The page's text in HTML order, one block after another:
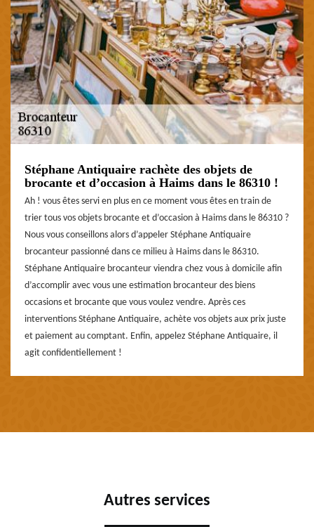
Stéphane Antiquaire rachète des objets de
brocante et d’occasion à Haims dans le 86310 !
Ah ! vous êtes servi en plus en ce moment vous êtes en train de
trier tous vos objets brocante et d’occasion à Haims dans le 86310 ?
Nous vous conseillons alors d’appeler Stéphane Antiquaire
brocanteur passionné dans ce milieu à Haims dans le 86310.
Stéphane Antiquaire brocanteur viendra chez vous à domicile afin
d’accomplir avec vous une estimation brocanteur des biens
occasions et brocante que vous voulez vendre. Après ces
interventions Stéphane Antiquaire, achète vos objets aux prix juste
et paiement au comptant. Enfin, appelez Stéphane Antiquaire, il
agit confidentiellement !
Autres services